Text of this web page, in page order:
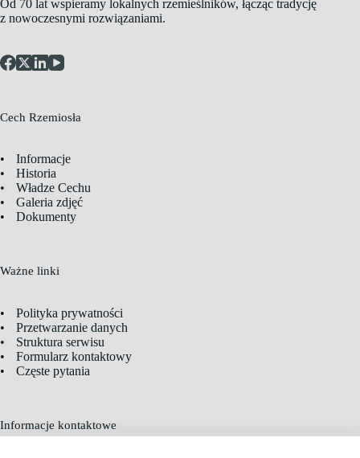
Od 70 lat wspieramy lokalnych rzemieślników, łącząc tradycję
z nowoczesnymi rozwiązaniami.
Cech Rzemiosła
Informacje
Historia
Władze Cechu
Galeria zdjęć
Dokumenty
Ważne linki
Polityka prywatności
Przetwarzanie danych
Struktura serwisu
Formularz kontaktowy
Częste pytania
Informacje kontaktowe